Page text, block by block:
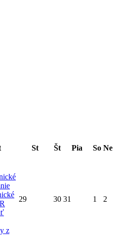
St Št Pia So Ne
z
29 30 31 1 2